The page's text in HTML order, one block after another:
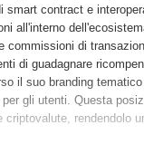
contract e
all'interno
di
di guadagnare
il suo branding
gli utenti. Questa
rendendolo